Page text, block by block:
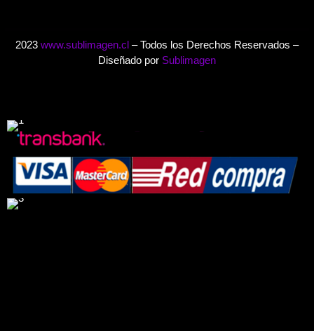
2023 www.sublimagen.cl – Todos los Derechos Reservados –
Diseñado por Sublimagen